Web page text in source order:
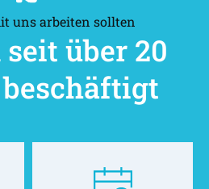
uns arbeiten sollten
über 20